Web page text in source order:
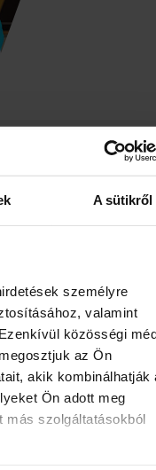
A sütikről
személyre
valamint
közösségi
az Ön
akik kombinálhatják
Ön adott meg
más szolgáltatásokból
a környék
a falramászó
várnak
és giga nagy